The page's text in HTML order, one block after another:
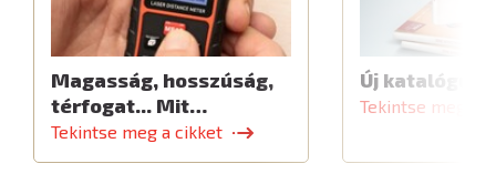
Magasság, hosszúság,
térfogat... Mit…
Tekintse meg a cikket
Új katalógus
Tekintse meg a